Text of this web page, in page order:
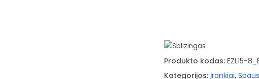
Produkto kodas: EZL15-
Kategorijos: Įrankiai,